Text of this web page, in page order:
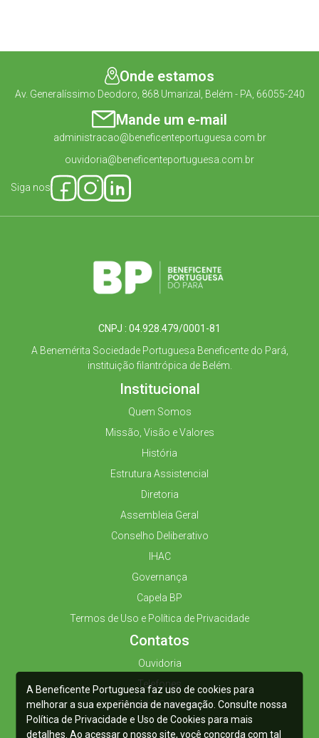
Onde estamos
Av. Generalíssimo Deodoro, 868 Umarizal, Belém - PA, 66055-240
Mande um e-mail
administracao@beneficenteportuguesa.com.br
ouvidoria@beneficenteportuguesa.com.br
Siga nos
CNPJ : 04.928.479/0001-81
A Benemérita Sociedade Portuguesa Beneficente do Pará,
instituição filantrópica de Belém.
Institucional
Quem Somos
Missão, Visão e Valores
História
Estrutura Assistencial
Diretoria
Assembleia Geral
Conselho Deliberativo
IHAC
Governança
Capela BP
Termos de Uso e Política de Privacidade
Contatos
Ouvidoria
Telefones
Trabalhe Conosco
A Beneficente Portuguesa faz uso de cookies para
melhorar a sua experiência de navegação. Consulte nossa
Política de Privacidade e Uso de Cookies para mais
detalhes. Ao acessar o nosso site, você concorda com tal